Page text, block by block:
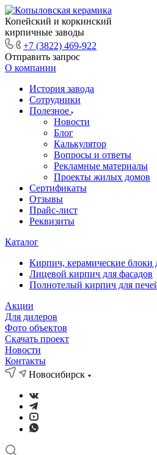
Копейский и коркинский
кирпичные заводы
+7 (3822) 469-922
Отправить запрос
О компании
История завода
Сотрудники
Полезное
Новости
Блог
Калькулятор
Вопросы и ответы
Рекламные материалы
Проекты жилых домов
Сертификаты
Отзывы
Прайс-лист
Реквизиты
Каталог
Кирпич, керамические блоки
Лицевой кирпич для фасадов
Полнотелый кирпич для
Акции
Для дилеров
Фото объектов
Скачать проект
Новости
Контакты
Новосибирск